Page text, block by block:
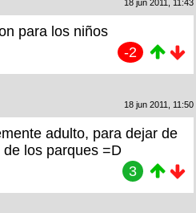
18 jun 2011, 11:43
para los niños
-2
18 jun 2011, 11:50
adulto, para dejar de
los parques =D
3